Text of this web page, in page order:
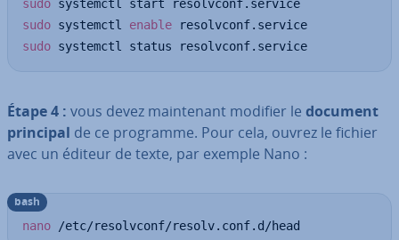
sudo
sudo systemctl enable
sudo systemctl status resolvconf.service
Étape 4 : vous devez main­te­nant modifier le document
principal de ce programme. Pour cela, ouvrez le fichier
avec un éditeur de texte, par exemple Nano :
nano /etc/resolvconf/resolv.conf.d/head
bash